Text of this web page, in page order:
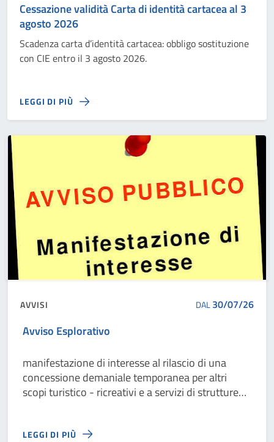
Cessazione validità Carta di identità cartacea al 3
agosto 2026
Scadenza carta d’identità cartacea: obbligo sostituzione
con CIE entro il 3 agosto 2026.
LEGGI DI PIÙ
AVVISI DAL30/07/26
Avviso Esplorativo
manifestazione di interesse al rilascio di una
concessione demaniale temporanea per altri
scopi turistico - ricreativi e a servizi di strutture
Bevagna
LEGGI DI PIÙ